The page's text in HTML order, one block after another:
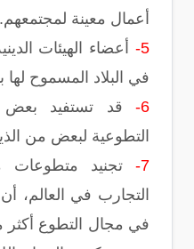
أعمال معينة لمجتمعهم.
5-
أعضاء الهيئات
في البلاد المسموح لها
6-
قد تستفيد بعض
التطوعية لبعض من
7-
تجنيد متطوعات
التجارب في العالم،
في مجال التطوع أكثر